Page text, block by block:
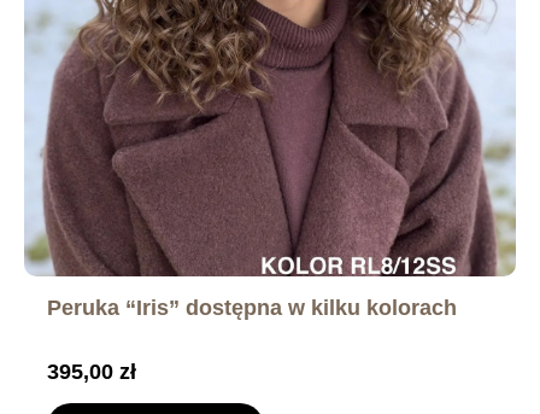
Peruka “Iris” dostępna w kilku kolorach
395,00zł